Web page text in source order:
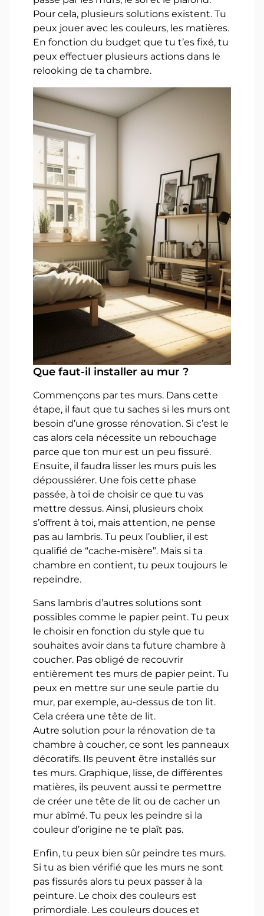
Pour cela, plusieurs solutions existent. Tu
peux jouer avec les couleurs, les matières.
En fonction du budget que tu t’es fixé, tu
peux effectuer plusieurs actions dans le
relooking de ta chambre.
Que faut-il installer au mur ?
Commençons par tes murs. Dans cette
étape, il faut que tu saches si les murs ont
besoin d’une grosse rénovation. Si c’est le
cas alors cela nécessite un rebouchage
parce que ton mur est un peu fissuré.
Ensuite, il faudra lisser les murs puis les
dépoussiérer. Une fois cette phase
passée, à toi de choisir ce que tu vas
mettre dessus. Ainsi, plusieurs choix
s’offrent à toi, mais attention, ne pense
pas au lambris. Tu peux l’oublier, il est
qualifié de “cache-misère”. Mais si ta
chambre en contient, tu peux toujours le
repeindre.
Sans lambris d’autres solutions sont
possibles comme le papier peint. Tu peux
le choisir en fonction du style que tu
souhaites avoir dans ta future chambre à
coucher. Pas obligé de recouvrir
entièrement tes murs de papier peint. Tu
peux en mettre sur une seule partie du
mur, par exemple, au-dessus de ton lit.
Cela créera une tête de lit.
Autre solution pour la rénovation de ta
chambre à coucher, ce sont les panneaux
décoratifs. Ils peuvent être installés sur
tes murs. Graphique, lisse, de différentes
matières, ils peuvent aussi te permettre
de créer une tête de lit ou de cacher un
mur abîmé. Tu peux les peindre si la
couleur d’origine ne te plaît pas.
Enfin, tu peux bien sûr peindre tes murs.
Si tu as bien vérifié que les murs ne sont
pas fissurés alors tu peux passer à la
peinture. Le choix des couleurs est
primordiale. Les couleurs douces et